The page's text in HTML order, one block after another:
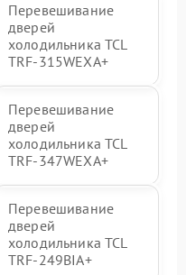
Перевешивание
дверей
холодильника TCL
TRF-315WEXA+
Перевешивание
дверей
холодильника TCL
TRF-347WEXA+
Перевешивание
дверей
холодильника TCL
TRF-249BIA+